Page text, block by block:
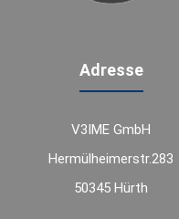
Adresse
V3IME GmbH
Hermülheimerstr.283
50345 Hürth